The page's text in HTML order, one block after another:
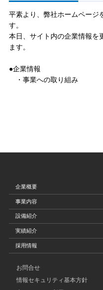
平素より、弊社ホームページ
す。
本日、サイト内の企業情報を
ます。
●企業情報
・事業への取り組み
企業概要
事業内容
設備紹介
実績紹介
採用情報
お問合せ
情報セキュリティ基本方針